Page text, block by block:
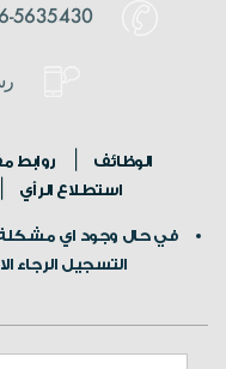
06-5635430
الوظائف روابط
استطلاع الرأي
في حال وجود اي مشكلة
التسجيل الرجاء